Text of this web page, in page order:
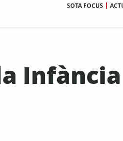
SOTA FOCUS